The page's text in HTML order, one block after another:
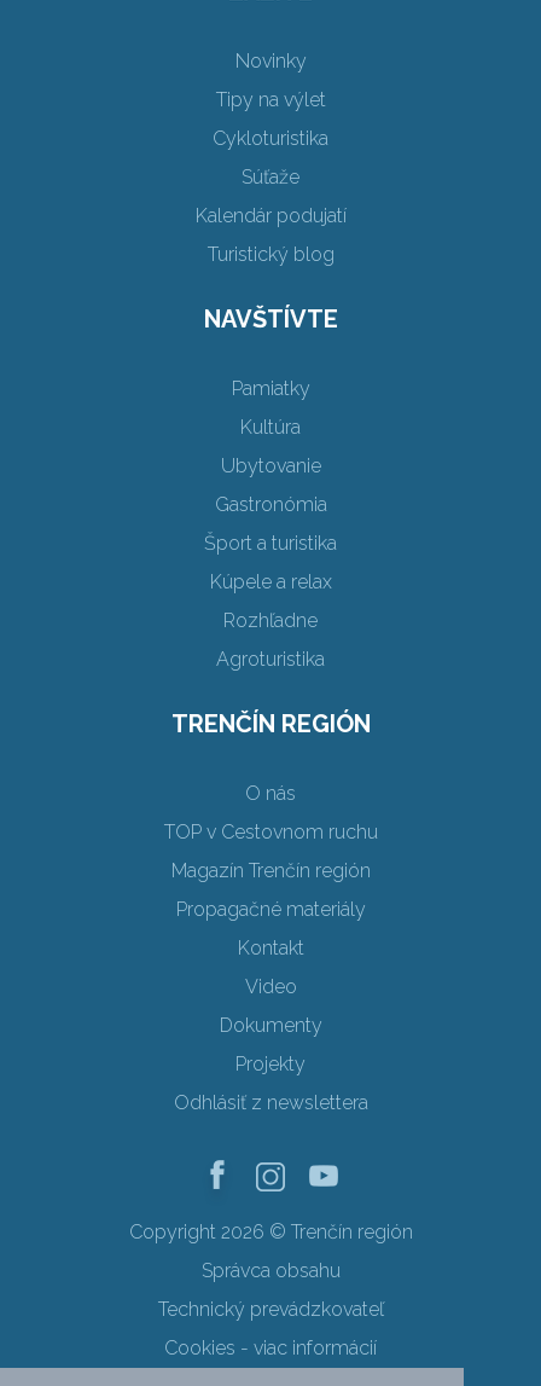
Novinky
Tipy na výlet
Cykloturistika
Súťaže
Kalendár podujatí
Turistický blog
NAVŠTÍVTE
Pamiatky
Kultúra
Ubytovanie
Gastronómia
Šport a turistika
Kúpele a relax
Rozhľadne
Agroturistika
TRENČÍN REGIÓN
O nás
TOP v Cestovnom ruchu
Magazín Trenčín región
Propagačné materiály
Kontakt
Video
Dokumenty
Projekty
Odhlásiť z newslettera
Copyright 2026 © Trenčín región
Správca obsahu
Technický prevádzkovateľ
Cookies - viac informácií